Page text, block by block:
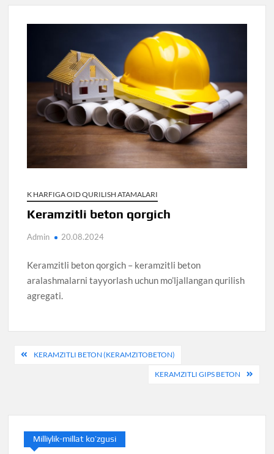
K HARFIGA OID QURILISH ATAMALARI
Keramzitli beton qorgich
Admin 20.08.2024
Keramzitli beton qorgich – keramzitli beton
aralashmalarni tayyorlash uchun mo’ljallangan qurilish
agregati.
PostKERAMZITLI BETON (KERAMZITOBETON)
KERAMZITLI GIPS BETON
Milliylik-millat ko’zgusi